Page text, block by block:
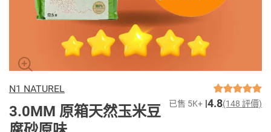
N1 NATUREL
3.0MM 原箱天然玉米豆
已售 5K+ 4.8(148 評價)